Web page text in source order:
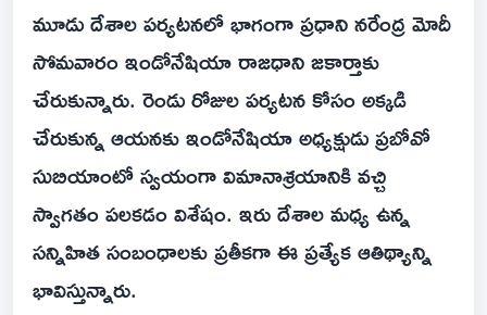
మూడు దేశాల పర్యటనలో భాగంగా ప్రధాని నరేంద్ర మోదీ
సోమవారం ఇండోనేషియా రాజధాని జకార్తాకు
చేరుకున్నారు. రెండు రోజుల పర్యటన కోసం అక్కడి
చేరుకున్న ఆయనకు ఇండోనేషియా అధ్యక్షుడు ప్రబోవో
సుబియాంటో స్వయంగా విమానాశ్రయానికి వచ్చి
స్వాగతం పలకడం విశేషం. ఇరు దేశాల మధ్య ఉన్న
సన్నిహిత సంబంధాలకు ప్రతీకగా ఈ ప్రత్యేక ఆతిథ్యాన్ని
భావిస్తున్నారు.